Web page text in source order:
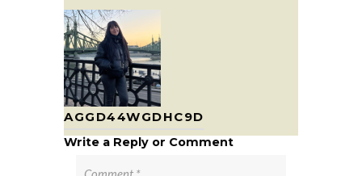
AGGD44WGDHC9D
Write a Reply or Comment